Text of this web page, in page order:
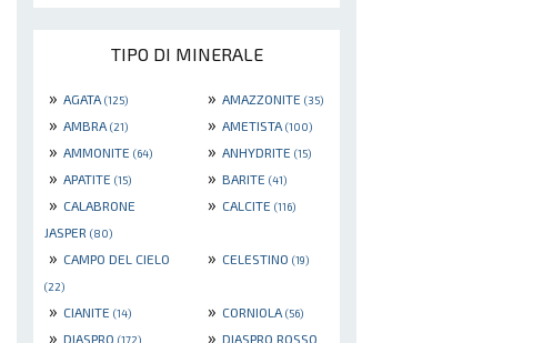
TIPO DI MINERALE
» AGATA (125) » AMAZZONITE (35)
» AMBRA (21) » AMETISTA (100)
» AMMONITE (64) » ANHYDRITE (15)
» APATITE (15) » BARITE (41)
» CALABRONE
JASPER (80)
» CALCITE (116)
» CAMPO DEL CIELO
(22)
» CELESTINO (19)
» CIANITE (14) » CORNIOLA (56)
» DIASPRO (172) » DIASPRO ROSSO